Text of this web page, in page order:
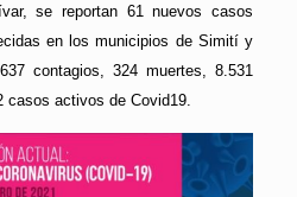
se reportan 61 nuevos casos
en los municipios de Simití y
contagios, 324 muertes, 8.531
casos activos de Covid19.